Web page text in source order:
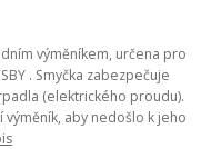
výměníkem, určena pro
. Smyčka zabezpečuje
(elektrického proudu).
výměník, aby nedošlo k jeho